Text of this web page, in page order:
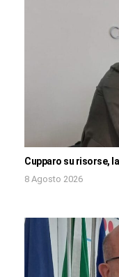
Cupparo su risorse,
8 Agosto 2026